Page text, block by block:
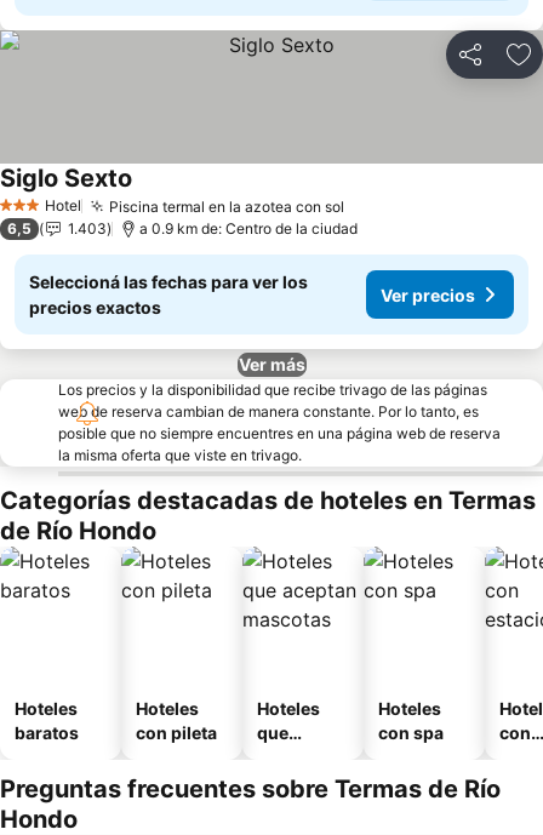
Compartir
3 Estrellas
Hotel Piscina termal en la azotea con sol
Siglo Sexto
6,5 1.403 a 0.9 km de: Centro de la ciudad
Seleccioná las fechas para ver los
precios exactos
Ver precios
Ver más
Los precios y la disponibilidad que recibe trivago de las páginas
web de reserva cambian de manera constante. Por lo tanto, es
posible que no siempre encuentres en una página web de reserva
la misma oferta que viste en trivago.
Categorías destacadas de hoteles en Termas
de Río Hondo
Hoteles
baratos
Hoteles
con pileta
Hoteles
que
mascotas
Hoteles
con spa
con
Preguntas frecuentes sobre Termas de Río
Hondo